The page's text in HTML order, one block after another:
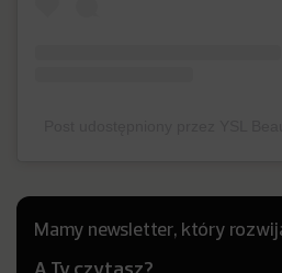
Mamy newsletter, który
A Ty czytasz?